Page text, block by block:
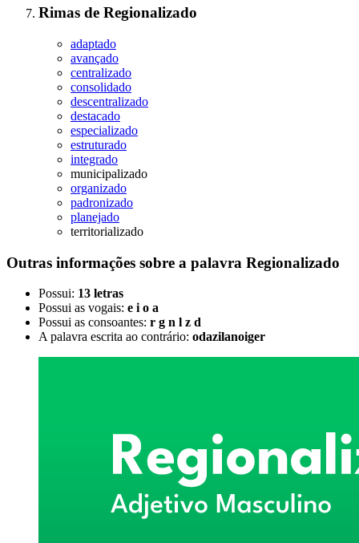
Rimas de Regionalizado
adaptado
avançado
centralizado
consolidado
descentralizado
destacado
especializado
estruturado
integrado
municipalizado
organizado
padronizado
planejado
territorializado
Outras informações sobre a palavra Regionalizado
Possui: 13 letras
Possui as vogais: e i o a
Possui as consoantes: r g n l z d
A palavra escrita ao contrário: odazilanoiger